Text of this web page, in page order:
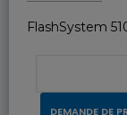
FlashSystem
DEMANDE DE